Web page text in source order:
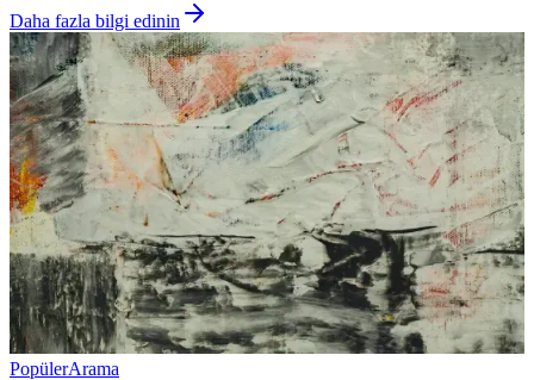
Daha fazla bilgi edinin
PopülerArama